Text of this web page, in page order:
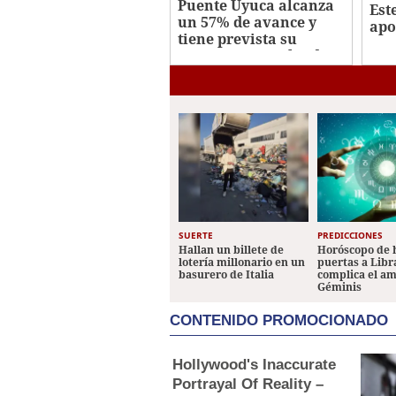
Puente Uyuca alcanza
un 57% de avance y
tiene prevista su
entrega para julio de
SUERTE
Hallan un billete de
lotería millonario en un
basurero de Italia
PREDICCIONES
Horóscopo de
puertas a
complica el
Géminis
CONTENIDO PROMOCIONADO
Hollywood's Inaccurate
Portrayal Of Reality –